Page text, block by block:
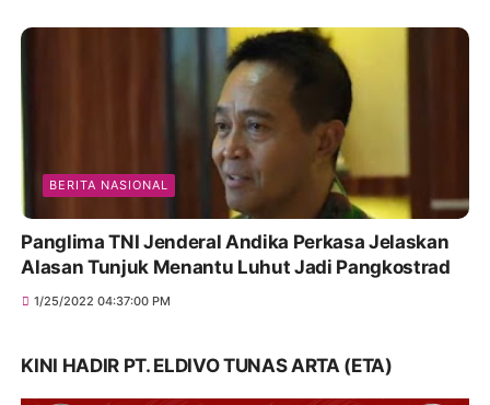
BERITA NASIONAL
Panglima TNI Jenderal Andika Perkasa Jelaskan
Alasan Tunjuk Menantu Luhut Jadi Pangkostrad
1/25/2022 04:37:00 PM
KINI HADIR PT. ELDIVO TUNAS ARTA (ETA)